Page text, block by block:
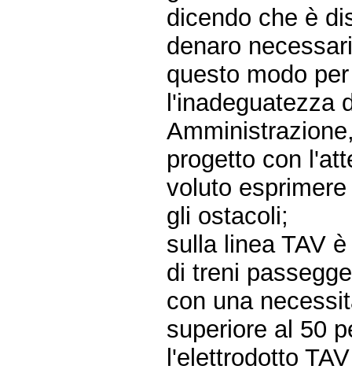
dicendo che è
denaro
questo modo
l'inadeguatezza
progetto con
voluto
gli ostacoli;
sulla linea TAV
di treni
con una
superiore al 50
l'elettrodotto